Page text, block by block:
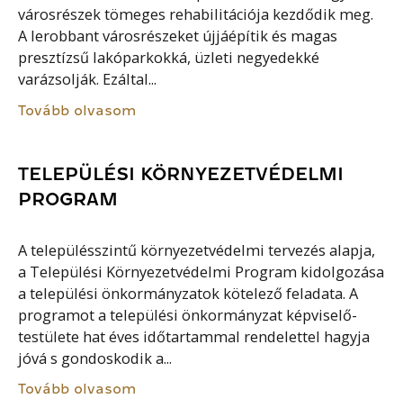
városrészek tömeges rehabilitációja kezdődik meg.
A lerobbant városrészeket újjáépítik és magas
presztízsű lakóparkokká, üzleti negyedekké
varázsolják. Ezáltal...
Tovább olvasom
TELEPÜLÉSI KÖRNYEZETVÉDELMI
PROGRAM
A településszintű környezetvédelmi tervezés alapja,
a Települési Környezetvédelmi Program kidolgozása
a települési önkormányzatok kötelező feladata. A
programot a települési önkormányzat képviselő-
testülete hat éves időtartammal rendelettel hagyja
jóvá s gondoskodik a...
Tovább olvasom